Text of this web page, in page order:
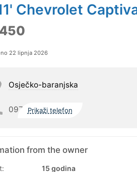
Chevrolet
22 lipnja 2026
Osječko-baranjska
097 Prikaži telefon
from the owner
15 godina